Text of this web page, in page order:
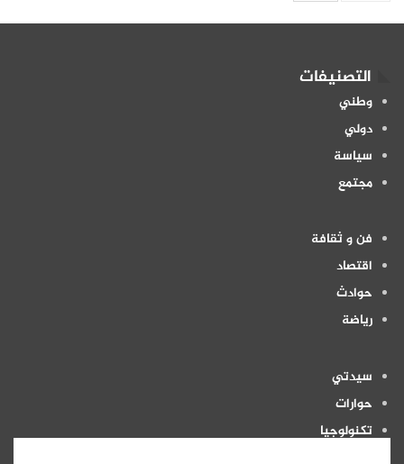
التصنيفات
وطني
دولي
سياسة
مجتمع
فن و ثقافة
اقتصاد
حوادث
رياضة
سيدتي
حوارات
تكنولوجيا